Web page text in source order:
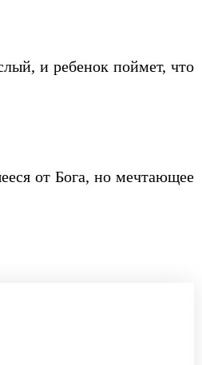
и ребенок поймет, что
от Бога, но мечтающее